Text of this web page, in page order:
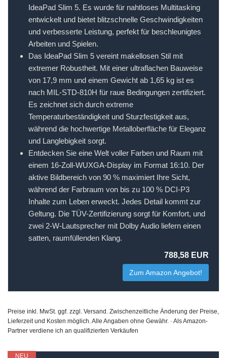
IdeaPad Slim 5. Es wurde für nahtloses Multitasking
entwickelt und bietet blitzschnelle Geschwindigkeiten
und verbesserte Leistung, perfekt für beschleunigtes
Arbeiten und Spielen.
Das IdeaPad Slim 5 vereint makellosen Stil mit
extremer Robustheit. Mit einer ultraflachen Bauweise
von 17,9 mm und einem Gewicht ab 1,65 kg ist es
nach MIL-STD-810H für raue Bedingungen zertifiziert.
Es zeichnet sich durch extreme
Temperaturbeständigkeit und Sturzfestigkeit aus,
während die hochwertige Metalloberfläche für Eleganz
und Langlebigkeit sorgt.
Entdecken Sie eine Welt voller Farben und Raum mit
einem 16-Zoll-WUXGA-Display im Format 16:10. Der
aktive Bildbereich von 90 % maximiert Ihre Sicht,
während der Farbraum von bis zu 100 % DCI-P3
Inhalte zum Leben erweckt. Jedes Detail kommt zur
Geltung. Die TÜV-Zertifizierung sorgt für Komfort, und
zwei 2-W-Lautsprecher mit Dolby Audio liefern einen
satten, raumfüllenden Klang.
788,58 EUR
Zum Amazon Angebot!
Preise inkl. MwSt. ggf. zzgl. Versand. Zwischenzeitliche Änderung der Preise,
Lieferzeit und Kosten möglich. Alle Angaben ohne Gewähr. · Als Amazon-
Partner verdiene ich an qualifizierten Verkäufen
NEU